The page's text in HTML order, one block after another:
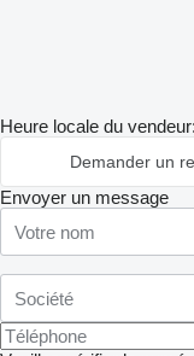
Heure locale du
Demander un
Envoyer un message